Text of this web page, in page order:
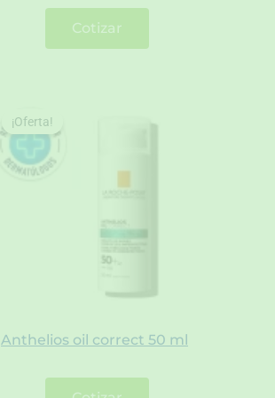
Cotizar
¡Oferta!
Anthelios oil correct 50 ml
¡Oferta!